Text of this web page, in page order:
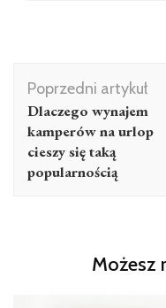
Nawigacja
wpisu
Poprzedni artykuł
Dlaczego wynajem
kamperów na urlop
cieszy się taką
popularnością
Możesz